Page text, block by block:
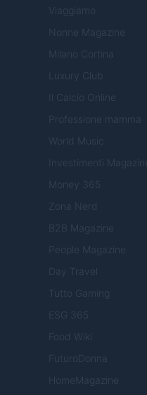
Viaggiamo
Nonne Magazine
Milano Cortina
Luxury Club
Il Calcio Online
Professione mamma
World Music
Investimenti Magazine
Money 365
Zona Nerd
B2B Magazine
People Magazine
Day Travel
Tutto Gaming
ESG 365
Food Wiki
FuturoDonna
HomeMagazine